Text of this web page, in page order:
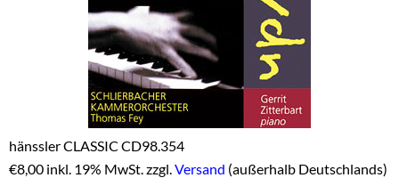
hänssler CLASSIC CD98.354
€8,00 inkl. 19% MwSt. zzgl.Versand (außerhalb Deutschlands)